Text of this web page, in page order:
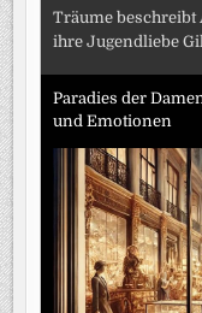
Träume beschreibt
ihre Jugendliebe
Paradies der
und Emotionen